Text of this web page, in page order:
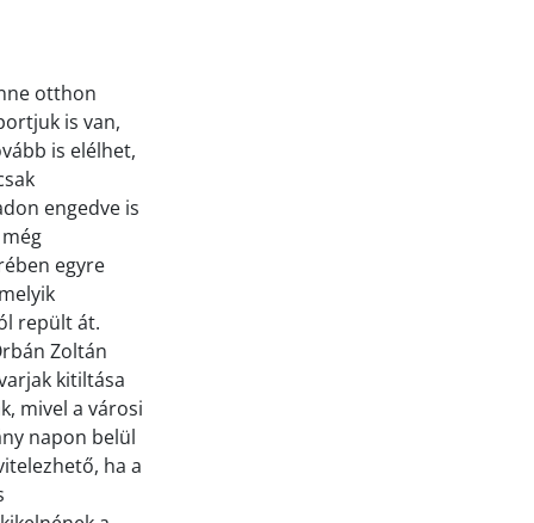
otthon
is van,
is elélhet,
engedve is
egyre
repült át.
Zoltán
kitiltása
mivel a városi
napon belül
ha a